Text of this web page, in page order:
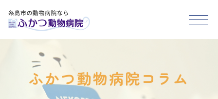
HOME
医院紹介
ふかつ動物病院コラム